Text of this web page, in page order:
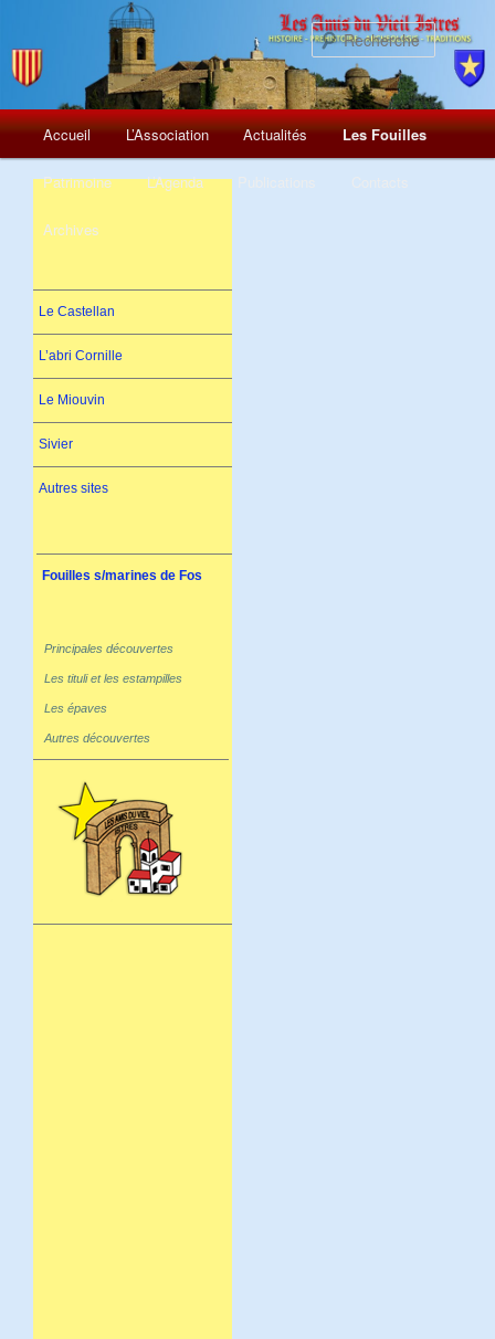
Menu
principal
Aller
au
Accueil L’Association Actualités Les Fouilles
Patrimoine L’Agenda
Archives
Le Castellan
L’abri Cornille
Le Miouvin
Sivier
Autres sites
Fouilles s/marines de Fos
Principales découvertes
Les tituli et les estampilles
Les épaves
Autres découvertes